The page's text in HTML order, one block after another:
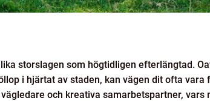
storslagen som högtidligen efterlängtad.
i hjärtat av staden, kan vägen dit ofta
och kreativa samarbetspartner,